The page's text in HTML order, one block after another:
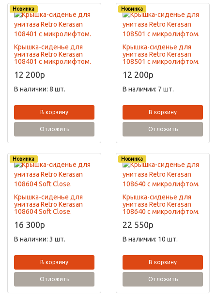
Новинка
Крышка-сиденье для
унитаза Retro Kerasan
108401 c микролифтом.
12 200p
В наличии: 8 шт.
В корзину
Отложить
Новинка
Крышка-сиденье для
унитаза Retro Kerasan
108501 c микролифтом.
12 200p
В наличии: 7 шт.
В корзину
Отложить
Новинка
Крышка-сиденье для
унитаза Retro Kerasan
108604 Soft Close.
16 300p
В наличии: 3 шт.
В корзину
Отложить
Новинка
Крышка-сиденье для
унитаза Retro Kerasan
108640 с микролифтом.
22 550p
В наличии: 10 шт.
В корзину
Отложить